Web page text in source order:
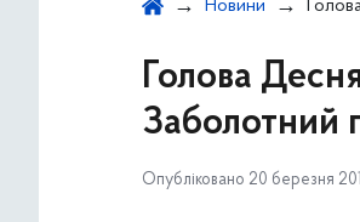
Новини Голова
Голова
Заболотний
Опубліковано 20 березня